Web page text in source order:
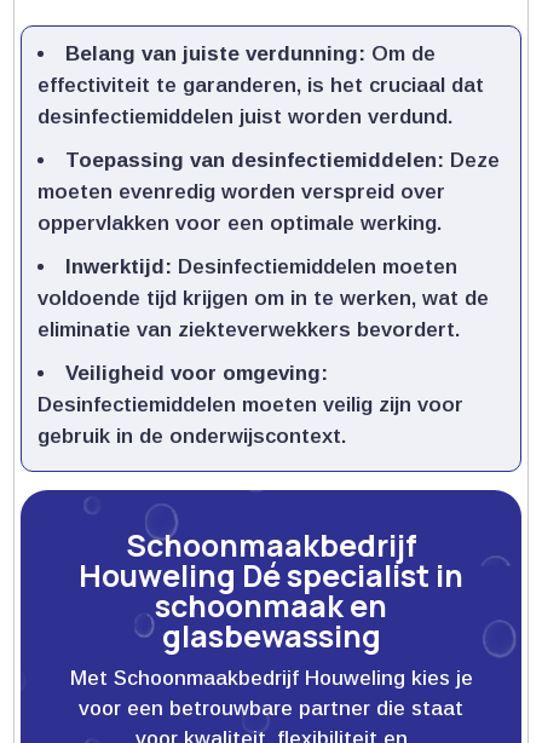
Belang van juiste verdunning: Om de
effectiviteit te garanderen, is het cruciaal dat
desinfectiemiddelen juist worden verdund.​
Toepassing van desinfectiemiddelen: Deze
moeten evenredig worden verspreid over
oppervlakken voor een optimale werking.​
Inwerktijd: Desinfectiemiddelen moeten
voldoende tijd krijgen om in te werken, wat de
eliminatie van ziekteverwekkers bevordert.​
Veiligheid voor omgeving:
Desinfectiemiddelen moeten veilig zijn voor
gebruik in de onderwijscontext.​
Schoonmaakbedrijf
Houweling Dé specialist in
schoonmaak en
glasbewassing
Met Schoonmaakbedrijf Houweling kies je
voor een betrouwbare partner die staat
voor kwaliteit, flexibiliteit en